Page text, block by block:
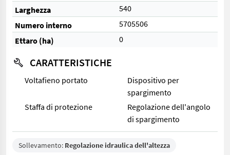
Larghezza
540
Numero interno
5705506
Ettaro (ha)
0
CARATTERISTICHE
Voltafieno portato
Dispositivo per
spargimento
Staffa di protezione
Regolazione dell'angolo
di spargimento
Sollevamento: Regolazione idraulica dell'altezza